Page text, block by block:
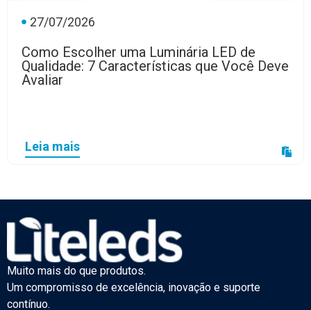
27/07/2026
Como Escolher uma Luminária LED de
Qualidade: 7 Características que Você Deve
Avaliar
Leia mais
Muito mais do que produtos.
Um compromisso de excelência, inovação e suporte
contínuo.